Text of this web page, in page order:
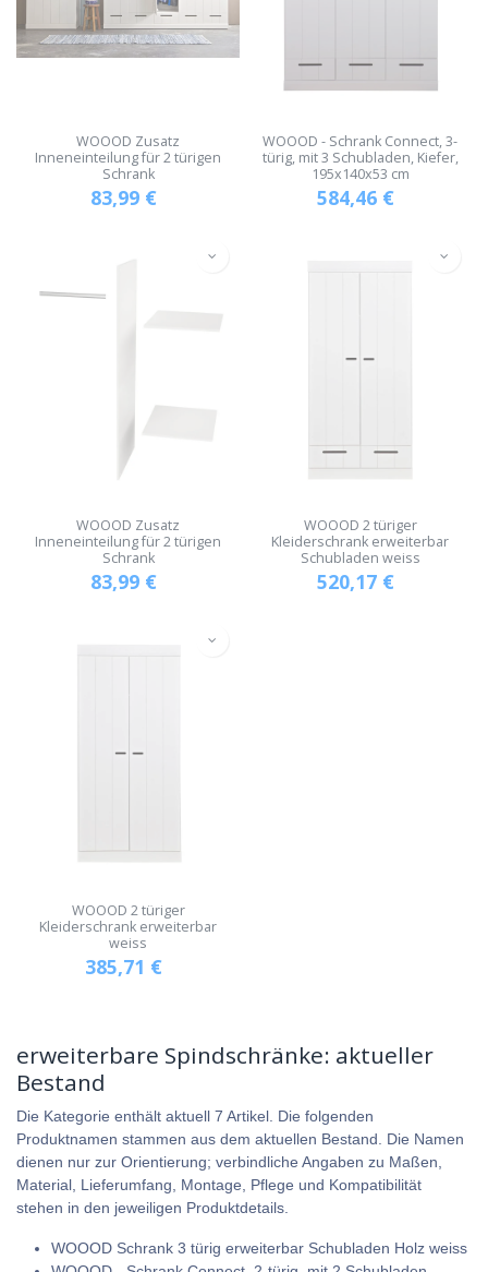
WOOOD Zusatz
Inneneinteilung für 2 türigen
Schrank
83,99 €
WOOOD - Schrank Connect, 3-
türig, mit 3 Schubladen, Kiefer,
195x140x53 cm
584,46 €
WOOOD Zusatz
Inneneinteilung für 2 türigen
Schrank
83,99 €
WOOOD 2 türiger
Kleiderschrank erweiterbar
Schubladen weiss
520,17 €
WOOOD 2 türiger
Kleiderschrank erweiterbar
weiss
385,71 €
erweiterbare Spindschränke: aktueller
Bestand
Die Kategorie enthält aktuell 7 Artikel. Die folgenden
Produktnamen stammen aus dem aktuellen Bestand. Die Namen
dienen nur zur Orientierung; verbindliche Angaben zu Maßen,
Material, Lieferumfang, Montage, Pflege und Kompatibilität
stehen in den jeweiligen Produktdetails.
WOOOD Schrank 3 türig erweiterbar Schubladen Holz weiss